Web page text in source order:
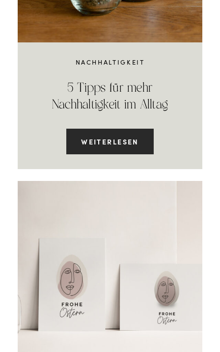
NACHHALTIGKEIT
5 Tipps für mehr
Nachhaltigkeit im Alltag
WEITERLESEN